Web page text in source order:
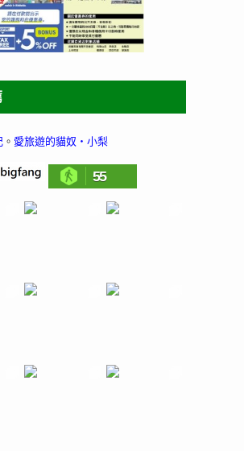
。 愛旅遊的貓奴‧小梨
55